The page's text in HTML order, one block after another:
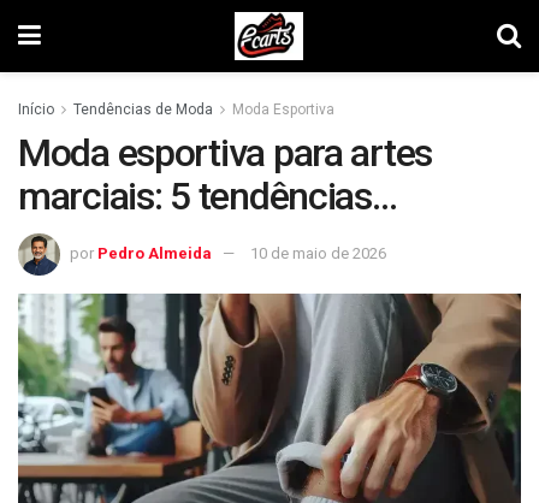
Início Tendências de Moda Moda Esportiva
Moda esportiva para artes
marciais: 5 tendências
imperdíveis
por Pedro Almeida 10 de maio de 2026